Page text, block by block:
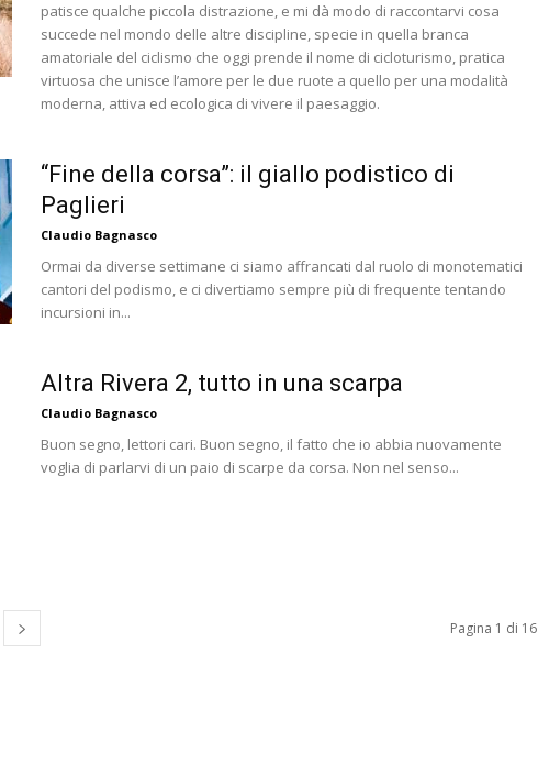
patisce qualche piccola distrazione, e mi dà modo di raccontarvi cosa
succede nel mondo delle altre discipline, specie in quella branca
amatoriale del ciclismo che oggi prende il nome di cicloturismo, pratica
virtuosa che unisce l’amore per le due ruote a quello per una modalità
moderna, attiva ed ecologica di vivere il paesaggio.
“Fine della corsa”: il giallo podistico di
Paglieri
Claudio Bagnasco
Ormai da diverse settimane ci siamo affrancati dal ruolo di monotematici
cantori del podismo, e ci divertiamo sempre più di frequente tentando
incursioni in...
Altra Rivera 2, tutto in una scarpa
Claudio Bagnasco
Buon segno, lettori cari. Buon segno, il fatto che io abbia nuovamente
voglia di parlarvi di un paio di scarpe da corsa. Non nel senso...
Pagina 1 di 16